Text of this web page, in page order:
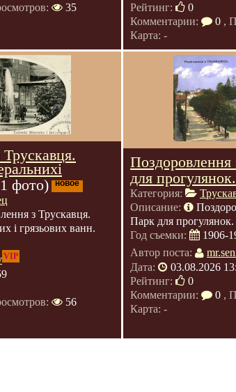
35
Рейтинг:
0
Комментарии:
0 ,
Карта: -
фото) новое
з Трускавця.
і грязьових ванн.
VIP
56
для прогулянок.
Категория:
Описание:
Парк для прогулянок.
Год съемки:
1906-
Автор поста:
Дата:
03.08.2026
Рейтинг:
0
Комментарии:
0 ,
Карта: -